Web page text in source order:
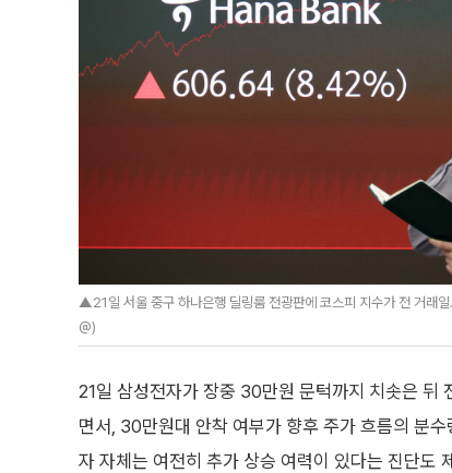
▲21일 서울 중구 하나은행 딜링룸 전광판에 코스피 지수가 전 거
@)
21일 삼성전자가 장중 30만원 문턱까지 치솟은
면서, 30만원대 안착 여부가 향후 주가 흐름의 분
자 자체는 여전히 추가 상승 여력이 있다는 진단도